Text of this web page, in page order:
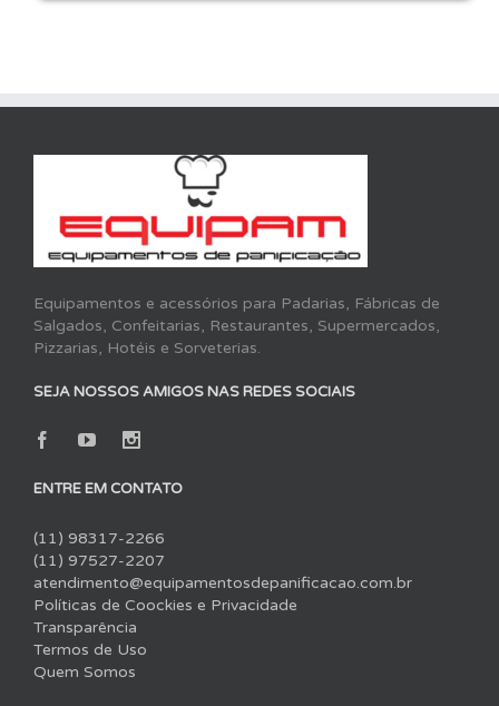
Equipamentos e acessórios para Padarias, Fábricas de
Salgados, Confeitarias, Restaurantes, Supermercados,
Pizzarias, Hotéis e Sorveterias.
SEJA NOSSOS AMIGOS NAS REDES SOCIAIS
ENTRE EM CONTATO
(11) 98317-2266
(11) 97527-2207
atendimento@equipamentosdepanificacao.com.br
Políticas de Coockies e Privacidade
Transparência
Termos de Uso
Quem Somos